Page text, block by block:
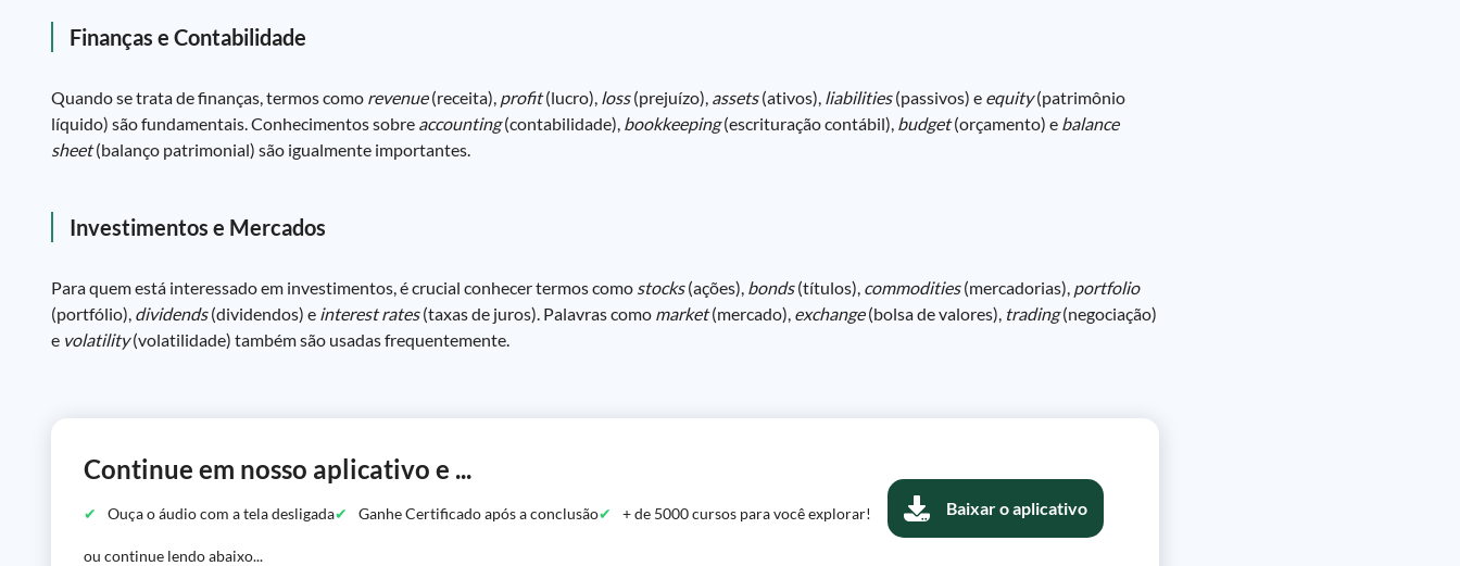
Finanças e Contabilidade
Quando se trata de finanças, termos como revenue(receita), profit(lucro), loss(prejuízo), assets(ativos), liabilities(passivos) e equity(patrimônio
líquido) são fundamentais. Conhecimentos sobre accounting(contabilidade), bookkeeping(escrituração contábil), budget(orçamento) e balance
sheet(balanço patrimonial) são igualmente importantes.
Investimentos e Mercados
Para quem está interessado em investimentos, é crucial conhecer termos como stocks(ações), bonds(títulos), commodities(mercadorias), portfolio
(portfólio), dividends(dividendos) e interest rates(taxas de juros). Palavras como market(mercado), exchange(bolsa de valores), trading(negociação)
e volatility(volatilidade) também são usadas frequentemente.
Continue em nosso aplicativo e ...
Ouça o áudio com a tela desligada Ganhe Certificado após a conclusão + de 5000 cursos para você explorar!
ou continue lendo abaixo...
Baixar o aplicativo